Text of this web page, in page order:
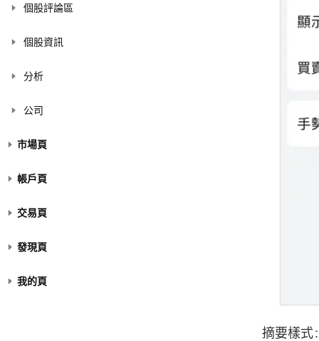
個股評論區
個股資訊
分析
公司
市場頁
帳戶頁
交易頁
發現頁
我的頁
摘要樣式